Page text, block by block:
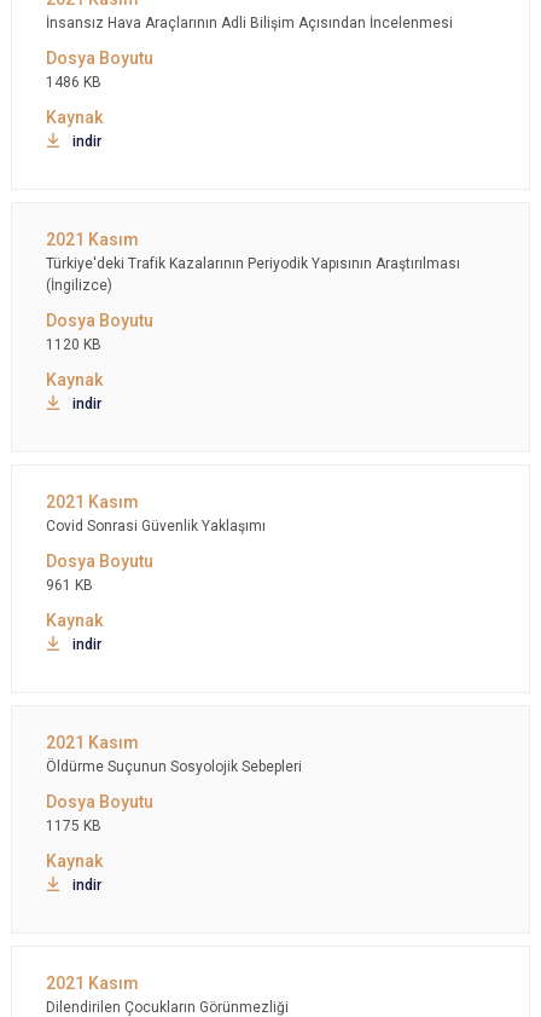
İnsansız Hava Araçlarının Adli Bilişim Açısından İncelenmesi
1486 KB
indir
Türkiye'deki Trafik Kazalarının Periyodik Yapısının Araştırılması
(İngilizce)
1120 KB
indir
Covid Sonrasi Güvenlik Yaklaşımı
961 KB
indir
Öldürme Suçunun Sosyolojik Sebepleri
1175 KB
indir
Dilendirilen Çocukların Görünmezliği